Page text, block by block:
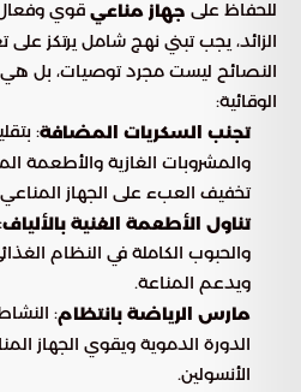
للحفاظ على جهاز مناعي قوي
الزائد، يجب تبني نهج شامل يرتكز
النصائح ليست مجرد توصيات، بل هي
الوقائية:
تجنب السكريات المضافة:
والمشروبات الغازية والأطعمة
تخفيف العبء على الجهاز
تناول الأطعمة الغنية بالألياف
والحبوب الكاملة في النظام
ويدعم المناعة.
مارس الرياضة بانتظام:
الدورة الدموية ويقوي الجهاز
الأنسولين.